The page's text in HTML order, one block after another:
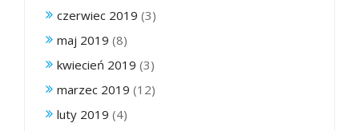
czerwiec 2019 (3)
maj 2019 (8)
kwiecień 2019 (3)
marzec 2019 (12)
luty 2019 (4)